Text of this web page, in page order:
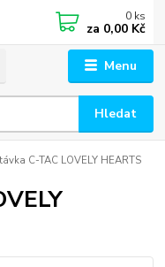
Menu
Hledat
0 ks
za 0,00 Kč
C-TAC LOVELY HEARTS